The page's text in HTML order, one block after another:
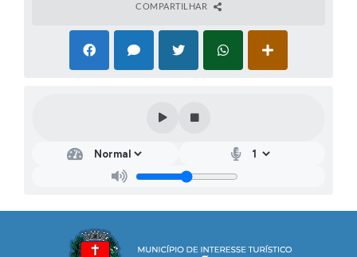
COMPARTILHAR